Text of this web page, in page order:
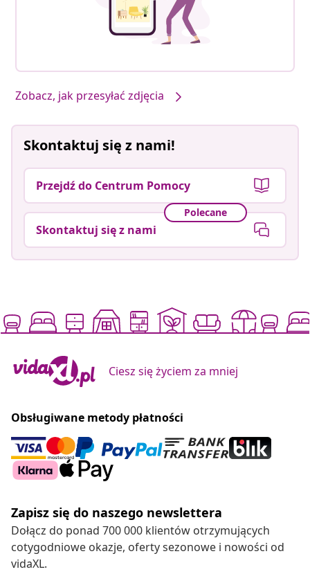
Zobacz, jak przesyłać zdjęcia
Skontaktuj się z nami!
Przejdź do Centrum Pomocy
Polecane
Skontaktuj się z nami
Ciesz się życiem za mniej
Obsługiwane metody płatności
Zapisz się do naszego newslettera
Dołącz do ponad 700 000 klientów otrzymujących
cotygodniowe okazje, oferty sezonowe i nowości od
vidaXL.